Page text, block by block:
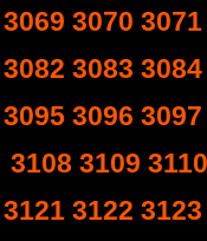
3069 3070 3071
3082 3083 3084
3095 3096 3097
3108 3109 3110
3121 3122 3123